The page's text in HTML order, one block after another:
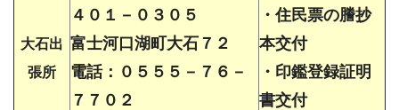
大石出
張所
４０１－０３０５
富士河口湖町大石７２
電話：０５５５－７６－
７７０２
・住民票の謄抄
本交付
・印鑑登録証明
書交付